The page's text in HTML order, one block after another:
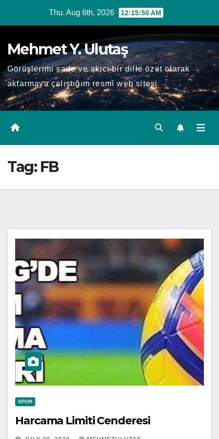
content
Thu. Aug 6th, 2026 12:15:51 AM
Mehmet Y. Ulutaş
Görüşlerimi sade ve akıcı bir dille özet olarak
aktarmaya çalıştığım resmi web sitesi
Tag: FB
SPOR
Harcama Limiti Cenderesi